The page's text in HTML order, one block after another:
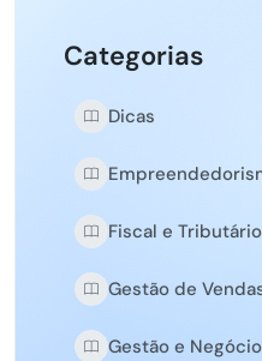
Categorias
Dicas
Fiscal e Tributário
Gestão de
Gestão e